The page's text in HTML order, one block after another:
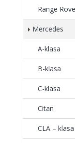
Range
Mercedes
A-klasa
B-klasa
C-klasa
Citan
CLA – klasa